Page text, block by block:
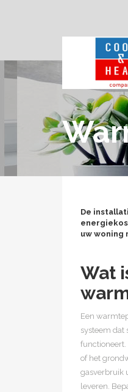
De
uw woning
Wat
Een
systeem dat
of het
gasverbruik
leveren.